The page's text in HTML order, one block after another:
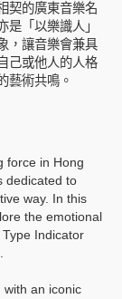
契的廣東音樂名
是「以樂識人 」
，讓音樂會兼具
自己或他人的人格
藝術共鳴。
force in Hong
dedicated to
way. In this
the emotional
Indicator
with an iconic